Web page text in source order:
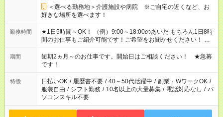
＜選べる勤務地＞介護施設や病院 ※ご自宅の近くなど、お
好きな場所を選べます！
勤務時間
★1日5時間～OK！ （例）9:00～18:00のあいだ もちろん1日8時
間のお仕事もご紹介可能です！ご希望をお聞かせください！ ※
週最低15時間以上の勤務が必要です
期間
短期2ヵ月～のお仕事です。開始日はご相談ください！ ★急募
です！
特徴 日払いOK / 履歴書不要 / 40～50代活躍中 / 副業・WワークOK /
服装自由 / シフト勤務 / 10名以上の大量募集 / 電話対応なし / パ
ソコンスキル不要